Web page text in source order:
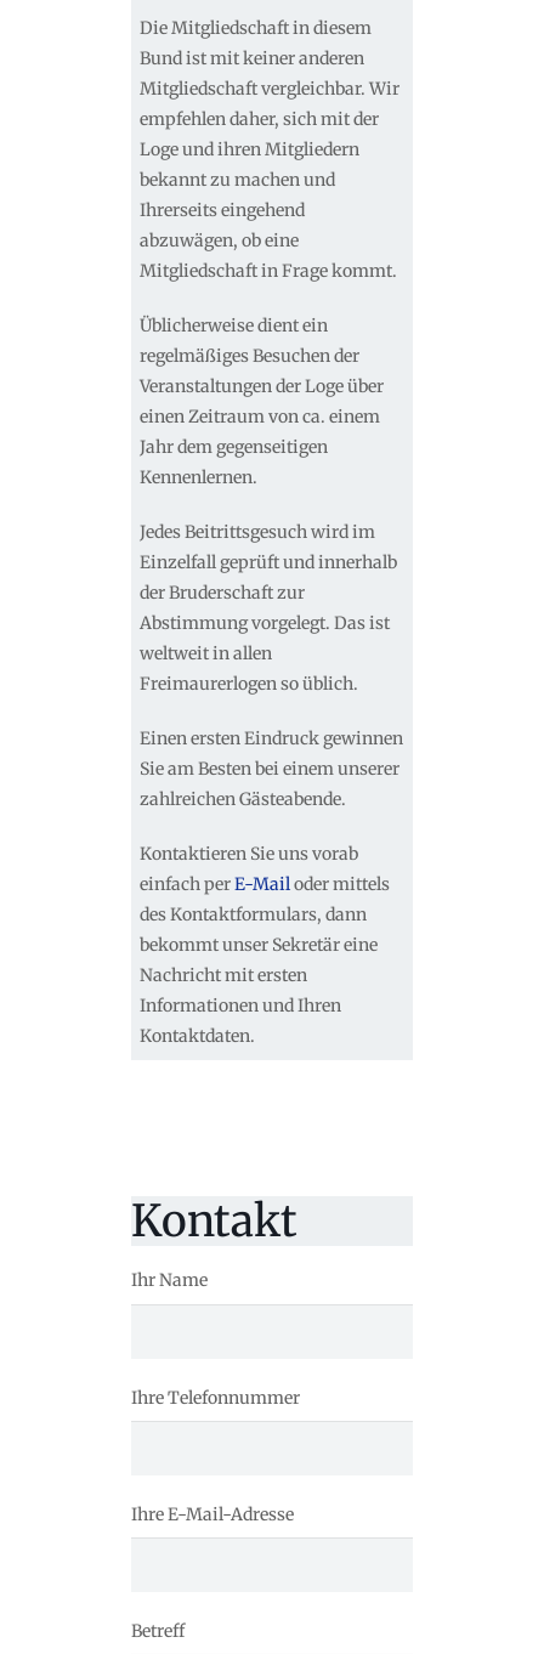
Die Mitgliedschaft in diesem
Bund ist mit keiner anderen
Mitgliedschaft vergleichbar. Wir
empfehlen daher, sich mit der
Loge und ihren Mitgliedern
bekannt zu machen und
Ihrerseits eingehend
abzuwägen, ob eine
Mitgliedschaft in Frage kommt.
Üblicherweise dient ein
regelmäßiges Besuchen der
Veranstaltungen der Loge über
einen Zeitraum von ca. einem
Jahr dem gegenseitigen
Kennenlernen.
Jedes Beitrittsgesuch wird im
Einzelfall geprüft und innerhalb
der Bruderschaft zur
Abstimmung vorgelegt. Das ist
weltweit in allen
Freimaurerlogen so üblich.
Einen ersten Eindruck gewinnen
Sie am Besten bei einem unserer
zahlreichen Gästeabende.
Kontaktieren Sie uns vorab
einfach perE-Mailoder mittels
des Kontaktformulars, dann
bekommt unser Sekretär eine
Nachricht mit ersten
Informationen und Ihren
Kontaktdaten.
Kontakt
Ihr Name
Ihre Telefonnummer
Ihre E-Mail-Adresse
Betreff